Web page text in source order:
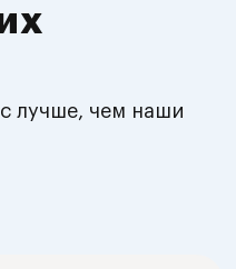
лучше, чем наши